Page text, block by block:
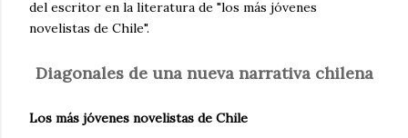
del escritor en la literatura de "los más jóvenes
novelistas de Chile".
Diagonales de una nueva narrativa chilena
Los más jóvenes novelistas de Chile